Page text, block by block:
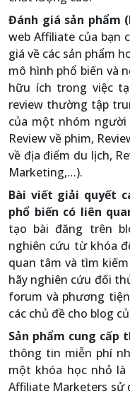
Đánh giá sản phẩm
web Affiliate của bạn
giá về các sản phẩm
mô hình phổ biến và
hữu ích trong việc
review thường tập
của một nhóm
Review về phim,
về địa điểm du lịch,
Marketing,…).
Bài viết giải quyết
phổ biến có liên
tạo bài đăng trên
nghiên cứu từ khóa
quan tâm và tìm
hãy nghiên cứu đối
forum và phương
các chủ đề cho blog
Sản phẩm cung cấp
thông tin miễn phí
một khóa học nhỏ
Affiliate Marketers sử